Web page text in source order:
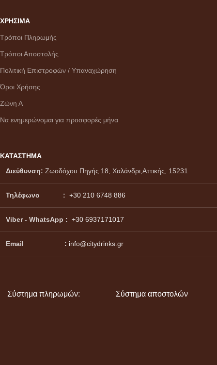
ΧΡΗΣΙΜΑ
Τρόποι Πληρωμής
Τρόποι Αποστολής
Πολιτική Επιστροφών / Υπαναχώρηση
Όροι Χρήσης
Ζώνη Α
Να ενημερώνομαι για προσφορές μήνα
ΚΑΤΑΣΤΗΜΑ
Διεύθυνση: Ζωοδόχου Πηγής 18, Χαλάνδρι,Αττικής, 15231
Τηλέφωνο : +30 210 6748 886
Viber - WhatsApp : +30 6937171017
Email : info@citydrinks.gr
Σύστημα πληρωμών: Σύστημα αποστολών